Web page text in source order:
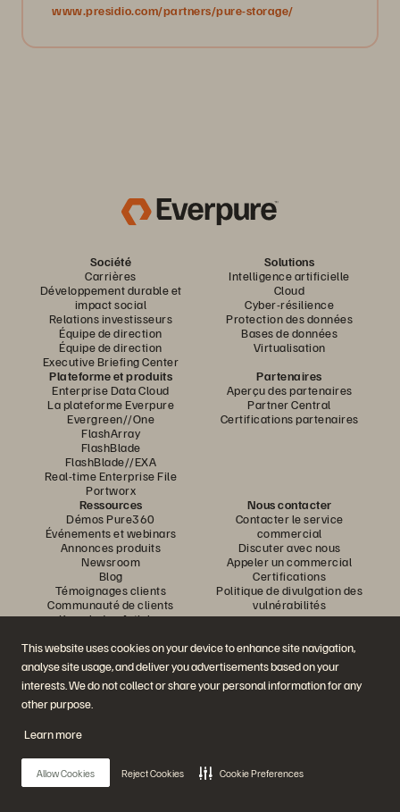
This website uses cookies on your device to enhance site navigation,
analyse site usage, and deliver you advertisements based on your
interests. We do not collect or share your personal information for any
other purpose.
Learn more
Allow Cookies Reject Cookies Cookie Preferences
www.presidio.com/partners/pure-storage/
Société
Carrières
Développement durable et
impact social
Relations investisseurs
Équipe de direction
Équipe de direction
Executive Briefing Center
Solutions
Intelligence artificielle
Cloud
Cyber-résilience
Protection des données
Bases de données
Virtualisation
Plateforme et produits
Enterprise Data Cloud
La plateforme Everpure
Evergreen//One
FlashArray
FlashBlade
FlashBlade//EXA
Real-time Enterprise File
Portworx
Partenaires
Aperçu des partenaires
Partner Central
Certifications partenaires
Ressources
Démos Pure360
Événements et webinars
Annonces produits
Newsroom
Blog
Témoignages clients
Communauté de clients
Knowledge Articles
Nous contacter
Contacter le service
commercial
Discuter avec nous
Appeler un commercial
Certifications
Politique de divulgation des
vulnérabilités
Rejoignez la conversation
Suivez-nous sur tous les réseaux sociaux Everpure
© 2026 Everpure, Inc. Tous droits réservés.
Confidentialité
Conditions d’utilisation du site Web Informations juridiques